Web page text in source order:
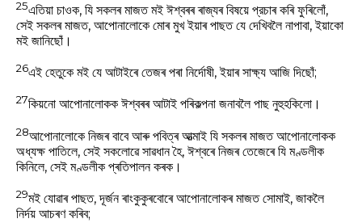
25এতিয়া চাওক, যি সকলৰ মাজত মই ঈশ্বৰৰ ৰাজ্যৰ বিষয়ে প্রচাৰ কৰি ফুৰিলোঁ,
সেই সকলৰ মাজত, আপোনালোকে মোৰ মুখ ইয়াৰ পাছত যে দেখিবলৈ নাপাবা, ইয়াকো
মই জানিছোঁ।
26এই হেতুকে মই যে আটাইৰে তেজৰ পৰা নিৰ্দোষী, ইয়াৰ সাক্ষ্য আজি দিছোঁ;
27কিয়নো আপোনালোকক ঈশ্বৰৰ আটাই পৰিকল্পনা জনাবলৈ পাছ নুহুহকিলো।
28আপোনালোকে নিজৰ বাবে আৰু পবিত্ৰ আত্মাই যি সকলৰ মাজত আপোনালোকক
অধ্যক্ষ পাতিলে, সেই সকলোৱে সাৱধান হৈ, ঈশ্বৰে নিজৰ তেজেৰে যি মণ্ডলীক
কিনিলে, সেই মণ্ডলীক প্ৰতিপালন কৰক।
29মই যোৱাৰ পাছত, দূৰ্জন ৰাংকুকুৰবোৰে আপোনালোকৰ মাজত সোমাই, জাকলৈ
নিৰ্দয় আচৰণ কৰিব;